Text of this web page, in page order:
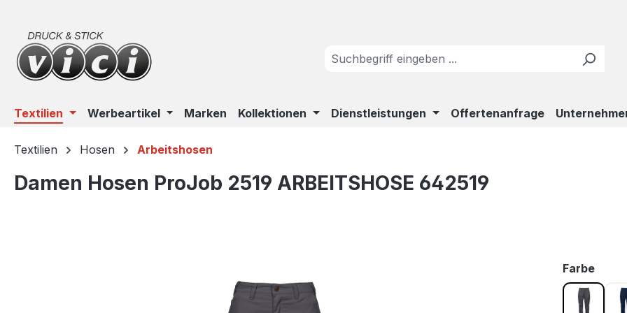
Textilien Werbeartikel Marken Kollektionen Dienstleistungen Offertenanfrage
Textilien Hosen Arbeitshosen
Damen Hosen ProJob 2519 ARBEITSHOSE 642519
Farbe